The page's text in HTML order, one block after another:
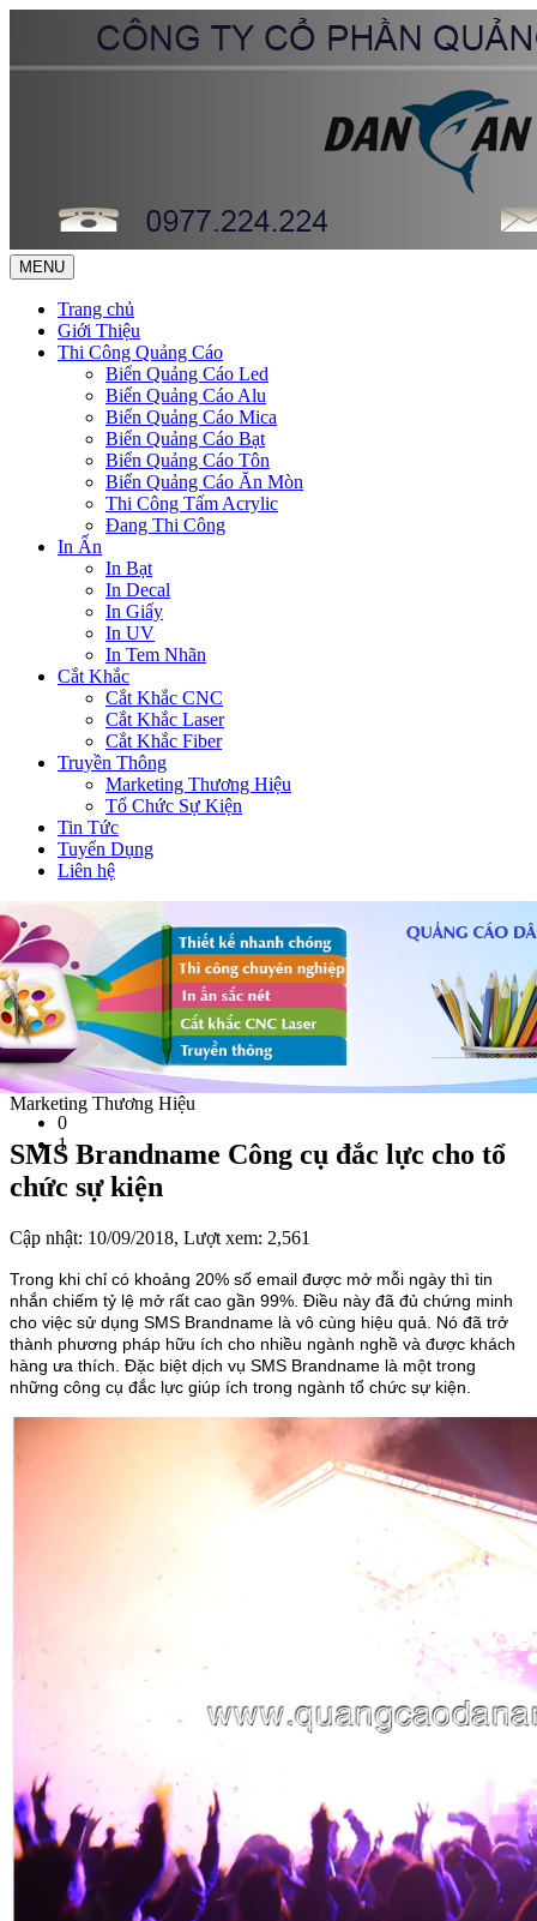
MENU
Trang chủ
Giới Thiệu
Thi Công Quảng Cáo
Biển Quảng Cáo Led
Biển Quảng Cáo Alu
Biển Quảng Cáo Mica
Biển Quảng Cáo Bạt
Biển Quảng Cáo Tôn
Biển Quảng Cáo Ăn Mòn
Thi Công Tấm Acrylic
Đang Thi Công
In Ấn
In Bạt
In Decal
In Giấy
In UV
In Tem Nhãn
Cắt Khắc
Cắt Khắc CNC
Cắt Khắc Laser
Cắt Khắc Fiber
Truyền Thông
Marketing Thương Hiệu
Tổ Chức Sự Kiện
Tin Tức
Tuyển Dụng
Liên hệ
0
1
Marketing Thương Hiệu
SMS Brandname Công cụ đắc lực cho tổ
chức sự kiện
Cập nhật: 10/09/2018, Lượt xem: 2,561
Trong khi chỉ có khoảng 20% số email được mở mỗi ngày thì tin
nhắn chiếm tỷ lệ mở rất cao gần 99%. Điều này đã đủ chứng minh
cho việc sử dụng SMS Brandname là vô cùng hiệu quả. Nó đã trở
thành phương pháp hữu ích cho nhiều ngành nghề và được khách
hàng ưa thích. Đặc biệt dịch vụ SMS Brandname là một trong
những công cụ đắc lực giúp ích trong ngành tổ chức sự kiện.